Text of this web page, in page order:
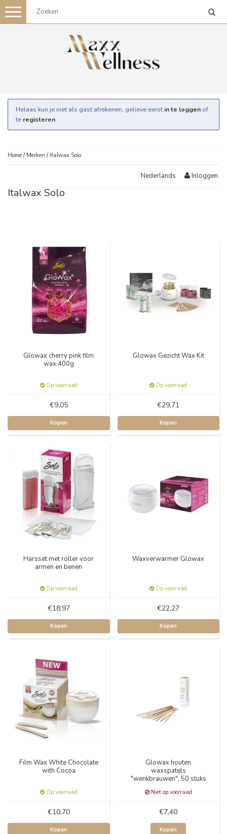
Toggle
navigation
Helaas kun je niet als gast afrekenen, gelieve eerst in te loggen of
te registeren.
Home / Merken / Italwax Solo
Nederlands Inloggen
Italwax Solo
Glowax cherry pink film
wax 400g
Op voorraad
€9,05
Kopen
Glowax Gezicht Wax Kit
Op voorraad
€29,71
Kopen
Harsset met roller voor
armen en benen
Op voorraad
€18,97
Kopen
Waxverwarmer Glowax
Op voorraad
€22,27
Kopen
Film Wax White Chocolate
with Cocoa
Op voorraad
€10,70
Kopen
Glowax houten
waxspatels
"wenkbrauwen", 50 stuks
Niet op voorraad
€7,40
Kopen